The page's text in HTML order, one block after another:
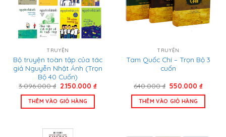
TRUYỆN
Bộ truyện toàn tập của tác
giả Nguyễn Nhật Ánh (Trọn
Bộ 40 Cuốn)
3.096.000₫ Giá
là:
3.096.000 ₫.
2.150.000₫Giá
THÊM VÀO GIỎ HÀNG
TRUYỆN
Tam Quốc Chí – Trọn Bộ 3
cuốn
640.000₫ Giá
là:
640.000 ₫.
550.000₫Giá
tại
là:
THÊM VÀO GIỎ HÀNG